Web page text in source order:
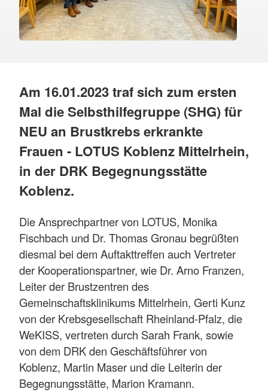
Am 16.01.2023 traf sich zum ersten
Mal die Selbsthilfegruppe (SHG) für
NEU an Brustkrebs erkrankte
Frauen - LOTUS Koblenz Mittelrhein,
in der DRK Begegnungsstätte
Koblenz.
Die Ansprechpartner von LOTUS, Monika
Fischbach und Dr. Thomas Gronau begrüßten
diesmal bei dem Auftakttreffen auch Vertreter
der Kooperationspartner, wie Dr. Arno Franzen,
Leiter der Brustzentren des
Gemeinschaftsklinikums Mittelrhein, Gerti Kunz
von der Krebsgesellschaft Rheinland-Pfalz, die
WeKISS, vertreten durch Sarah Frank, sowie
von dem DRK den Geschäftsführer von
Koblenz, Martin Maser und die Leiterin der
Begegnungsstätte, Marion Kramann.